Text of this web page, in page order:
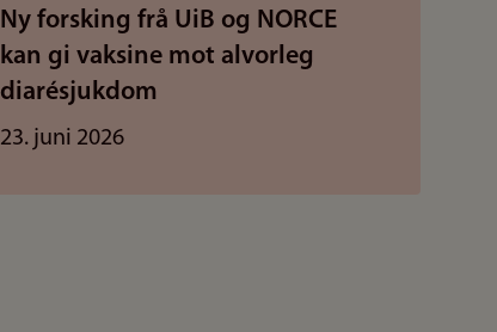
Ny forsking frå UiB og NORCE
kan gi vaksine mot alvorleg
diarésjukdom
23. juni 2026